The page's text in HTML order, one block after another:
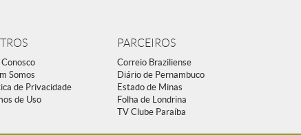
Conosco
Somos
de Privacidade
de Uso
PARCEIROS
Correio Braziliense
Diário de Pernambuco
Estado de Minas
Folha de Londrina
TV Clube Paraíba